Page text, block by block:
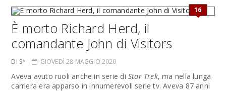
16
È morto Richard Herd, il
comandante John di Visitors
DI S* GIOVEDÌ 28 MAGGIO 2020
Aveva avuto ruoli anche in serie di Star Trek, ma nella lunga
carriera era apparso in innumerevoli serie tv. Aveva 87 anni